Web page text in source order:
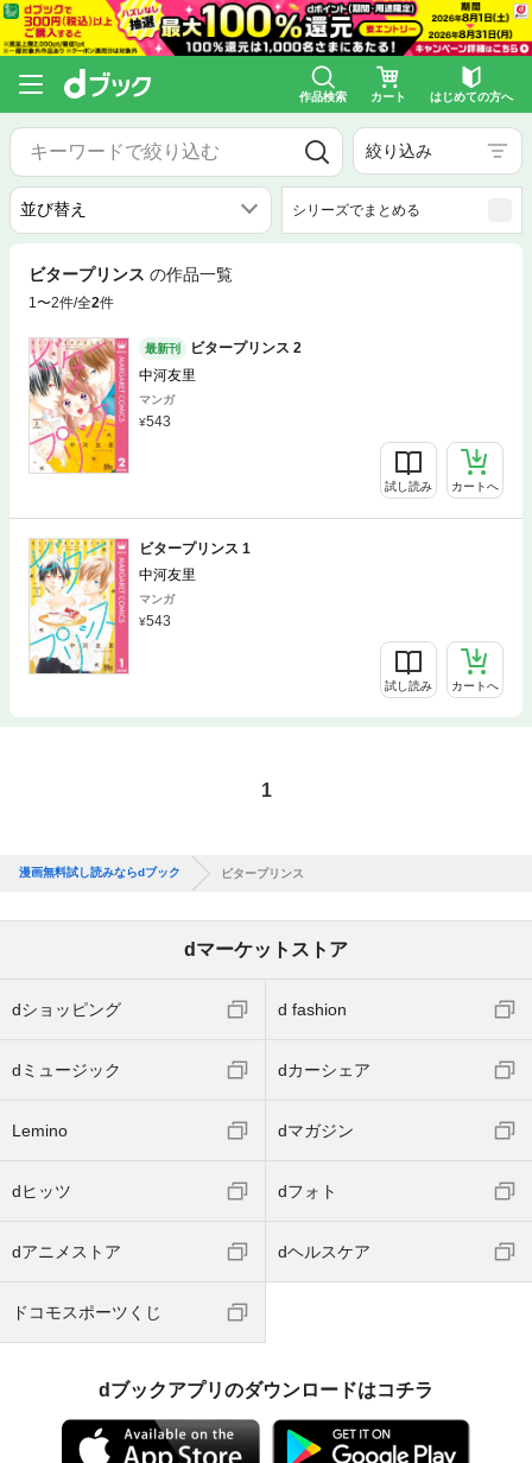
作品検索 カート はじめての方へ
絞り込み
シリーズでまとめる
ビタープリンス の作品一覧
1〜2件/全2件
最新刊
ビタープリンス 2
中河友里
マンガ
543
試し読み カートへ
ビタープリンス 1
中河友里
マンガ
543
試し読み カートへ
1
漫画無料試し読みならdブック ビタープリンス
dマーケットストア
dショッピング d fashion
dミュージック dカーシェア
Lemino dマガジン
dヒッツ dフォト
dアニメストア dヘルスケア
ドコモスポーツくじ
dブックアプリのダウンロードはコチラ